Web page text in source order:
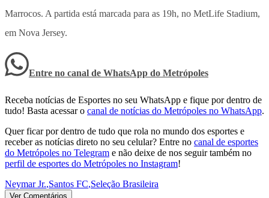
Marrocos. A partida está marcada para as 19h, no MetLife Stadium,
em Nova Jersey.
Entre no canal de WhatsApp do Metrópoles
Receba notícias de Esportes no seu WhatsApp e fique por dentro de
tudo! Basta acessar o canal de notícias do Metrópoles no WhatsApp.
Quer ficar por dentro de tudo que rola no mundo dos esportes e
receber as notícias direto no seu celular? Entre no canal de esportes
do Metrópoles no Telegram e não deixe de nos seguir também no
perfil de esportes do Metrópoles no Instagram!
Neymar Jr.,Santos FC,Seleção Brasileira
Ver Comentários